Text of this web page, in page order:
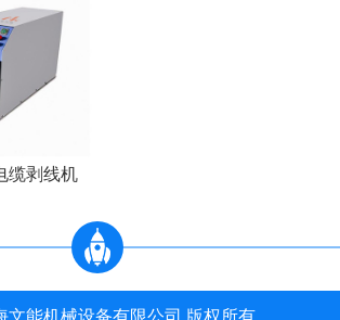
缆剥线机
文能机械设备有限公司 版权所有